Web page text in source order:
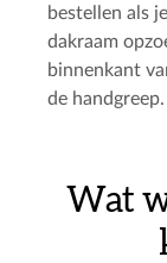
bestellen als
dakraam
binnenkant
de handgreep.
Wat